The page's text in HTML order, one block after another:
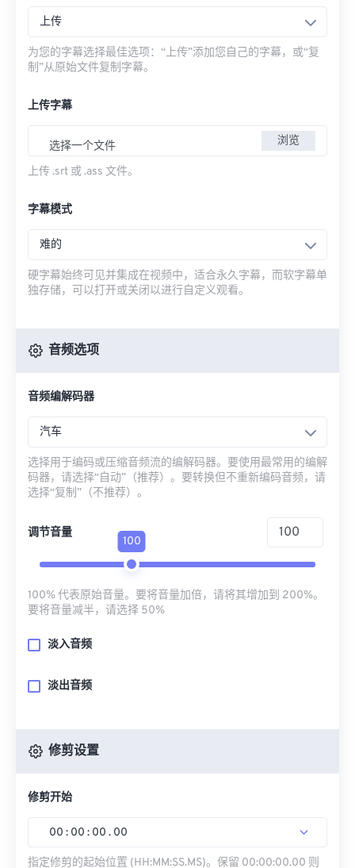
上传
为您的字幕选择最佳选项：“上传”添加您自己的字幕，或“复
制”从原始文件复制字幕。
上传字幕
选择一个文件 浏览
上传 .srt 或 .ass 文件。
字幕模式
难的
硬字幕始终可见并集成在视频中，适合永久字幕，而软字幕单
独存储，可以打开或关闭以进行自定义观看。
音频选项
音频编解码器
汽车
选择用于编码或压缩音频流的编解码器。要使用最常用的编解
码器，请选择“自动”（推荐）。要转换但不重新编码音频，请
选择“复制”（不推荐）。
调节音量
100
100% 代表原始音量。要将音量加倍，请将其增加到 200%。
要将音量减半，请选择 50%
淡入音频
淡出音频
修剪设置
修剪开始
00 : 00 : 00 . 00
指定修剪的起始位置 (HH:MM:SS.MS)。保留 00:00:00.00 则